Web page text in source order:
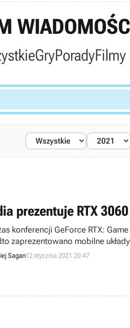
GryPorady
prezentuje RTX
konferencji GeForce RTX:
zaprezentowano mobilne
Sagan12 stycznia 2021 20:47